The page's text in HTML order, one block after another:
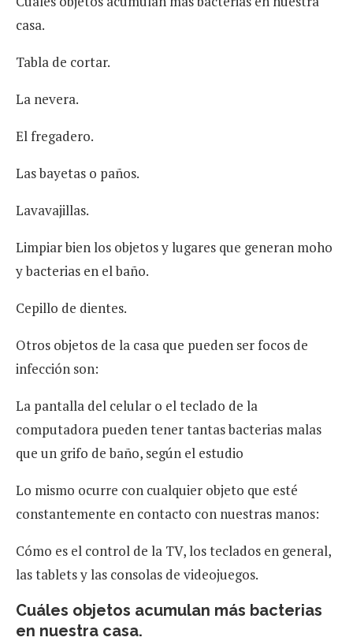
casa.
Tabla de cortar.
La nevera.
El fregadero.
Las bayetas o paños.
Lavavajillas.
Limpiar bien los objetos y lugares que generan moho
y bacterias en el baño.
Cepillo de dientes.
Otros objetos de la casa que pueden ser focos de
infección son:
La pantalla del celular o el teclado de la
computadora pueden tener tantas bacterias malas
que un grifo de baño, según el estudio
Lo mismo ocurre con cualquier objeto que esté
constantemente en contacto con nuestras manos:
Cómo es el control de la TV, los teclados en general,
las tablets y las consolas de videojuegos.
Cuáles objetos acumulan más bacterias
en nuestra casa.